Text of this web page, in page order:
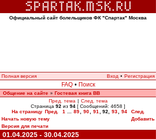
Официальный сайт болельщиков ФК "Спартак" Москва
Полная версия Вход • Регистрация
FAQ • Поиск
Общение на сайте » Гостевая книга ВВ
Пред. тема | След. тема
Страница 92 из 94 [ Сообщений: 4658 ]
На страницу Пред. 1 89 90 91 92 93 94
След.
Начать новую тему
Добавить
Версия для печати
01.04.2025 - 30.04.2025